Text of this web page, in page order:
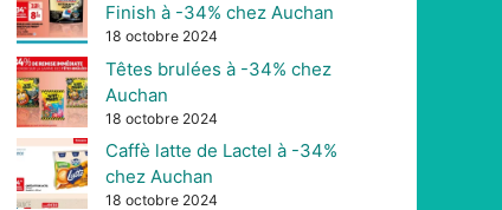
Finish à -34% chez Auchan
18 octobre 2024
Têtes brulées à -34% chez
Auchan
18 octobre 2024
Caffè latte de Lactel à -34%
chez Auchan
18 octobre 2024